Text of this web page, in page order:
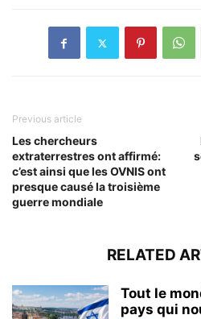
Previous article
Les chercheurs
extraterrestres ont affirmé:
c’est ainsi que les OVNIS ont
presque causé la troisième
guerre mondiale
RELATED
Tout le
pays qui